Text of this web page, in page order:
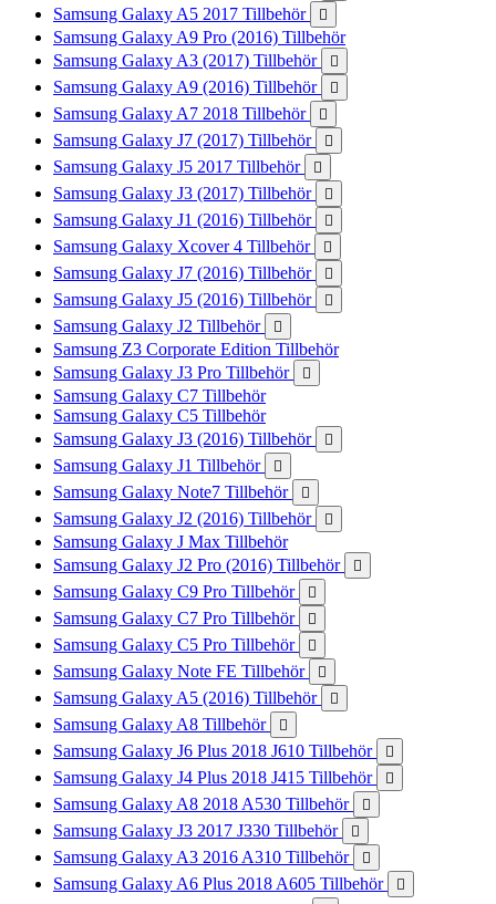
Samsung Galaxy A5 2017 Tillbehör 
Samsung Galaxy A9 Pro (2016) Tillbehör
Samsung Galaxy A3 (2017) Tillbehör

Samsung Galaxy A9 (2016) Tillbehör 
Samsung Galaxy A7 2018 Tillbehör 
Samsung Galaxy J7 (2017) Tillbehör 
Samsung Galaxy J5 2017 Tillbehör 
Samsung Galaxy J3 (2017) Tillbehör 
Samsung Galaxy J1 (2016) Tillbehör 
Samsung Galaxy Xcover 4 Tillbehör 
Samsung Galaxy J7 (2016) Tillbehör 
Samsung Galaxy J5 (2016) Tillbehör 
Samsung Galaxy J2 Tillbehör 
Samsung Z3 Corporate Edition Tillbehör
Samsung Galaxy J3 Pro Tillbehör

Samsung Galaxy C7 Tillbehör
Samsung Galaxy C5 Tillbehör
Samsung Galaxy J3 (2016) Tillbehör

Samsung Galaxy J1 Tillbehör 
Samsung Galaxy Note7 Tillbehör 
Samsung Galaxy J2 (2016) Tillbehör 
Samsung Galaxy J Max Tillbehör
Samsung Galaxy J2 Pro (2016) Tillbehör

Samsung Galaxy C9 Pro Tillbehör 
Samsung Galaxy C7 Pro Tillbehör 
Samsung Galaxy C5 Pro Tillbehör 
Samsung Galaxy Note FE Tillbehör 
Samsung Galaxy A5 (2016) Tillbehör 
Samsung Galaxy A8 Tillbehör 
Samsung Galaxy J6 Plus 2018 J610 Tillbehör 
Samsung Galaxy J4 Plus 2018 J415 Tillbehör 
Samsung Galaxy A8 2018 A530 Tillbehör 
Samsung Galaxy J3 2017 J330 Tillbehör 
Samsung Galaxy A3 2016 A310 Tillbehör 
Samsung Galaxy A6 Plus 2018 A605 Tillbehör 